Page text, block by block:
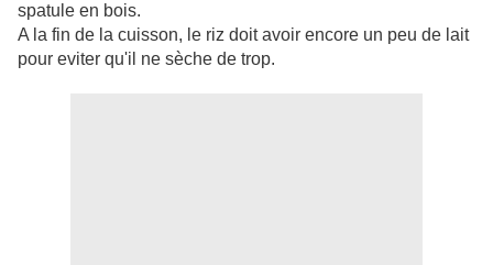
spatule en bois.
A la fin de la cuisson, le riz doit avoir encore un peu de lait
pour eviter qu'il ne sèche de trop.